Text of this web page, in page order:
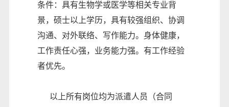
条件：具有生物学或医学等相关专业背
景，硕士以上学历，具有较强组织、协调
沟通、对外联络、写作能力。身体健康，
工作责任心强，业务能力强。有工作经验
者优先。
以上所有岗位均为派遣人员（合同